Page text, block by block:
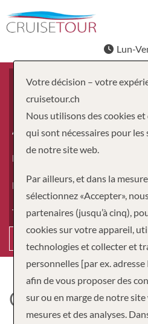
Lun-
À partir du
Adultes
Enfants
Durée
Type de voyage
CARNIVAL
Votre décision – votre
cruisetour.ch
Nous utilisons des cookies et
qui sont nécessaires pour
de notre site web.
Par ailleurs, et dans la
sélectionnez «Accepter»,
partenaires (jusqu’à cinq),
cookies sur votre appareil,
technologies et collecter et
personnelles [par ex.
afin de vous proposer des
sur ou en marge de notre site
mesures et des analyses.